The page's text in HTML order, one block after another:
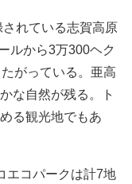
れている志賀高原
ルから3万300ヘク
がっている。亜高
な自然が残る。ト
る観光地でもあ
エコパークは計7地